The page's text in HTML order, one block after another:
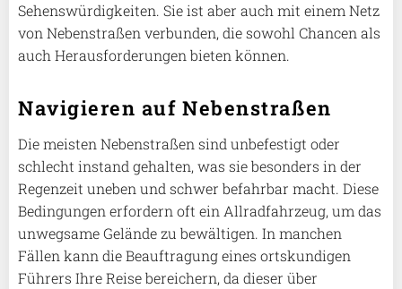
Sehenswürdigkeiten. Sie ist aber auch mit einem Netz
von Nebenstraßen verbunden, die sowohl Chancen als
auch Herausforderungen bieten können.
Navigieren auf Nebenstraßen
Die meisten Nebenstraßen sind unbefestigt oder
schlecht instand gehalten, was sie besonders in der
Regenzeit uneben und schwer befahrbar macht. Diese
Bedingungen erfordern oft ein Allradfahrzeug, um das
unwegsame Gelände zu bewältigen. In manchen
Fällen kann die Beauftragung eines ortskundigen
Führers Ihre Reise bereichern, da dieser über